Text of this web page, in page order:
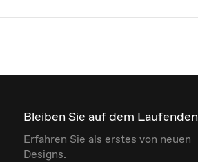
Bleiben Sie auf dem Laufenden
Erfahren Sie als erstes von neuen
Designs.